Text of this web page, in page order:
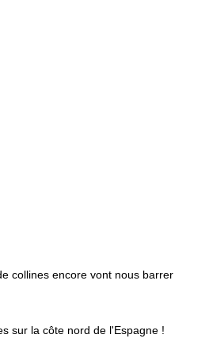
collines encore vont nous barrer
sur la côte nord de l'Espagne !